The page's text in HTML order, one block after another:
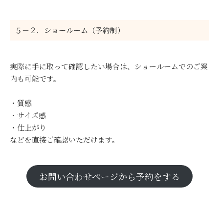
５－２．ショールーム（予約制）
実際に手に取って確認したい場合は、ショールームでのご案
内も可能です。
・質感
・サイズ感
・仕上がり
などを直接ご確認いただけます。
お問い合わせページから予約をする